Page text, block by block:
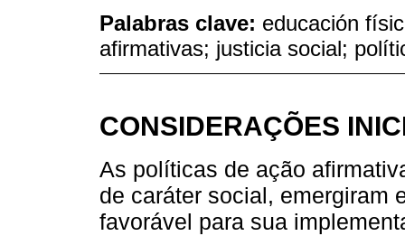
Palabras clave: educación
afirmativas; justicia social;
CONSIDERAÇÕES
As políticas de ação
de caráter social, emergiram
favorável para sua